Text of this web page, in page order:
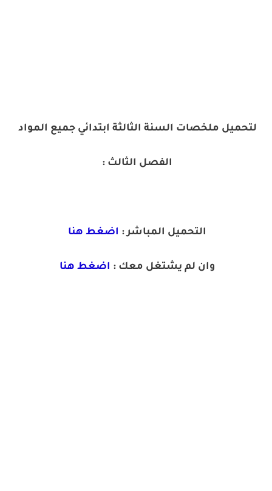
لتحميل ملخصات السنة الثالثة ابتدائي جميع المواد
الفصل الثالث :
التحميل المباشر : اضغط هنا
وان لم يشتغل معك : اضغط هنا